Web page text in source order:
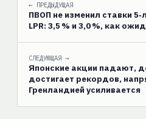
← ПРЕДЫДУЩАЯ
ПВОП не изменил ставки
LPR: 3,5 % и 3,0 %, как
СЛЕДУЮЩАЯ →
Японские акции падают,
достигает рекордов,
Гренландией усиливается